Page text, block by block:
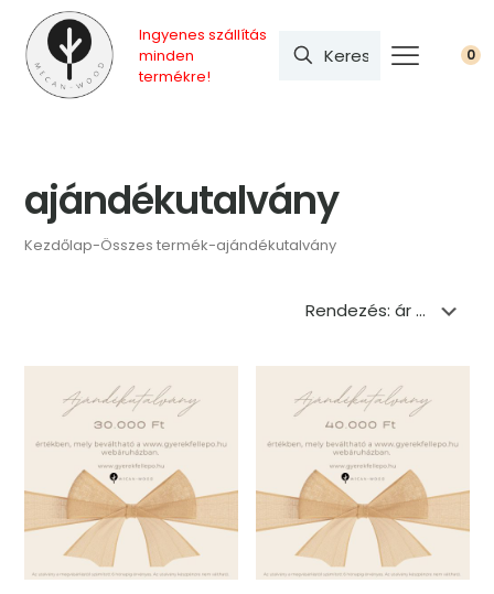
Ingyenes szállítás
minden
termékre!
0
ajándékutalvány
Kezdőlap-Összes termék-ajándékutalvány